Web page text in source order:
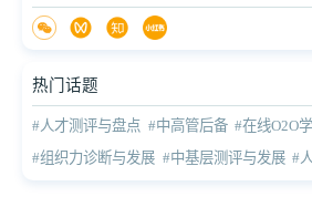
热门话题
#人才测评与盘点 #中高管后备 #在线O2O
#组织力诊断与发展 #中基层测评与发展 #